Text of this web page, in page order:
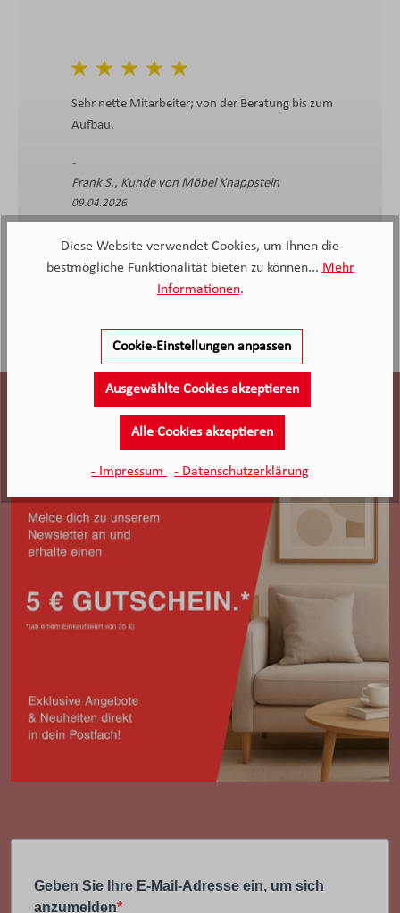
Sehr nette Mitarbeiter; von der Beratung bis zum
Aufbau.
Frank S., Kunde von Möbel Knappstein
09.04.2026
Geben Sie Ihre E-Mail-Adresse ein, um sich
anzumelden
Diese Website verwendet Cookies, um Ihnen die
bestmögliche Funktionalität bieten zu können... Mehr
Informationen.
Cookie-Einstellungen anpassen
Ausgewählte Cookies akzeptieren
Alle Cookies akzeptieren
- Impressum - Datenschutzerklärung